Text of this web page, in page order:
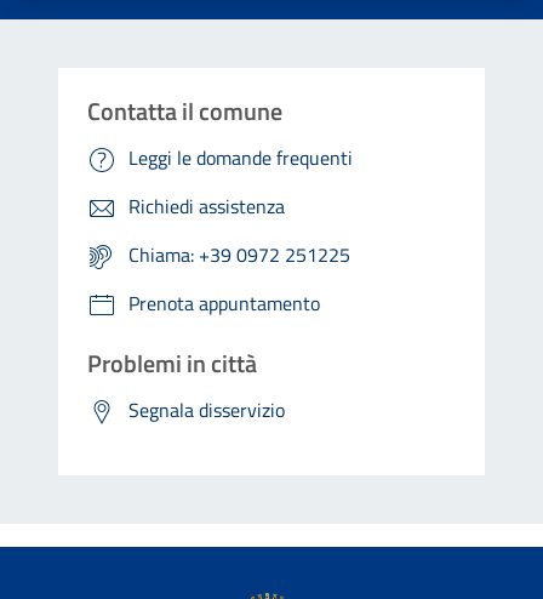
Contatta il comune
Leggi le domande frequenti
Richiedi assistenza
Chiama: +39 0972 251225
Prenota appuntamento
Problemi in città
Segnala disservizio